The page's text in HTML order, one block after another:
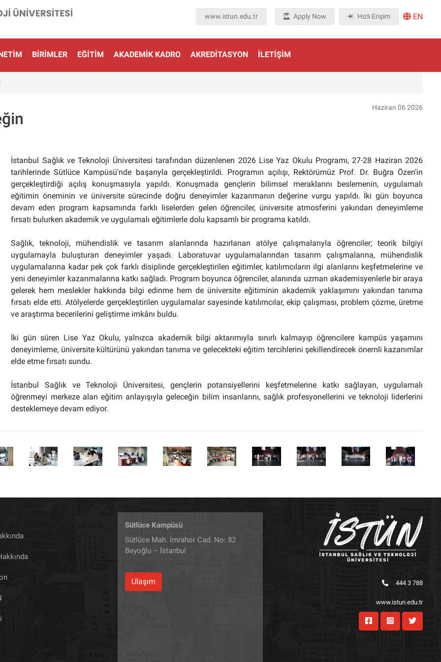
www.istun.edu.tr Apply Now Hızlı Erişim EN
BIRIMLER EĞITIM AKADEMIK KADRO AKREDİTASYON İLETIŞIM
Haziran 06 2026
İstanbul Sağlık ve Teknoloji Üniversitesi tarafından düzenlenen 2026 Lise Yaz Okulu Programı, 27-28 Haziran 2026
tarihlerinde Sütlüce Kampüsü'nde başarıyla gerçekleştirildi. Programın açılışı, Rektörümüz Prof. Dr. Buğra Özen’in
gerçekleştirdiği açılış konuşmasıyla yapıldı. Konuşmada gençlerin bilimsel meraklarını beslemenin, uygulamalı
eğitimin öneminin ve üniversite sürecinde doğru deneyimler kazanmanın değerine vurgu yapıldı. İki gün boyunca
devam eden program kapsamında farklı liselerden gelen öğrenciler, üniversite atmosferini yakından deneyimleme
fırsatı bulurken akademik ve uygulamalı eğitimlerle dolu kapsamlı bir programa katıldı.
Sağlık, teknoloji, mühendislik ve tasarım alanlarında hazırlanan atölye çalışmalarıyla öğrenciler; teorik bilgiyi
uygulamayla buluşturan deneyimler yaşadı. Laboratuvar uygulamalarından tasarım çalışmalarına, mühendislik
uygulamalarına kadar pek çok farklı disiplinde gerçekleştirilen eğitimler, katılımcıların ilgi alanlarını keşfetmelerine ve
yeni deneyimler kazanmalarına katkı sağladı. Program boyunca öğrenciler, alanında uzman akademisyenlerle bir araya
gelerek hem meslekler hakkında bilgi edinme hem de üniversite eğitiminin akademik yaklaşımını yakından tanıma
fırsatı elde etti. Atölyelerde gerçekleştirilen uygulamalar sayesinde katılımcılar, ekip çalışması, problem çözme, üretme
ve araştırma becerilerini geliştirme imkânı buldu.
İki gün süren Lise Yaz Okulu, yalnızca akademik bilgi aktarımıyla sınırlı kalmayıp öğrencilere kampüs yaşamını
deneyimleme, üniversite kültürünü yakından tanıma ve gelecekteki eğitim tercihlerini şekillendirecek önemli kazanımlar
elde etme fırsatı sundu.
İstanbul Sağlık ve Teknoloji Üniversitesi, gençlerin potansiyellerini keşfetmelerine katkı sağlayan, uygulamalı
öğrenmeyi merkeze alan eğitim anlayışıyla geleceğin bilim insanlarını, sağlık profesyonellerini ve teknoloji liderlerini
desteklemeye devam ediyor.
Sütlüce Kampüsü
Sütlüce Mah. İmrahor Cad. No: 82
Beyoğlu – İstanbul
Ulaşım 444 3 788
www.istun.edu.tr